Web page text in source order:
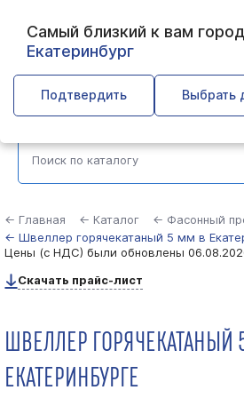
Самый близкий к вам
Екатеринбург
Подтвердить Выбрать
Выберите город
← Главная ← Каталог ← Фасонный
← Швеллер горячекатаный 5 мм в
Цены (с НДС) были обновлены
Скачать прайс-лист
ШВЕЛЛЕР ГОРЯЧЕКАТАНЫЙ
ЕКАТЕРИНБУРГЕ